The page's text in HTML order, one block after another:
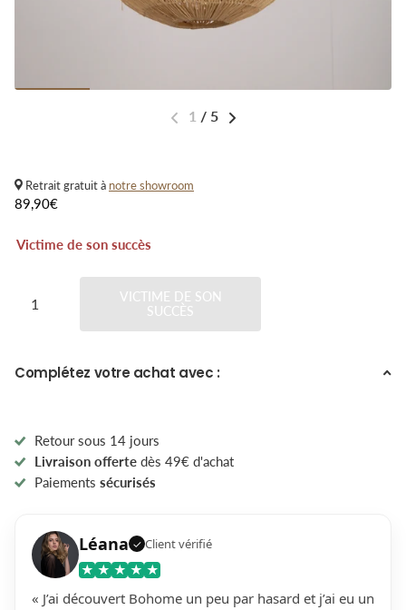
1 / 5
Retrait gratuit à notre showroom
89,90€
Victime de son succès
VICTIME DE SON
SUCCÈS
Complétez votre achat avec :
Retour sous 14 jours
Livraison offertedès 49€ d'achat
Paiements sécurisés
Léana ✓ Client vérifié
★ ★ ★ ★ ★
« J’ai découvert Bohome un peu par hasard et j’ai eu un